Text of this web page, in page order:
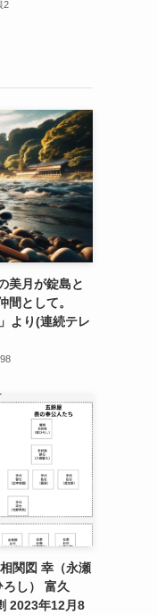
2
美月が錠島と
間として。
より(連続テレ
関図 幸（永瀬
し） 富久
2023年12月8